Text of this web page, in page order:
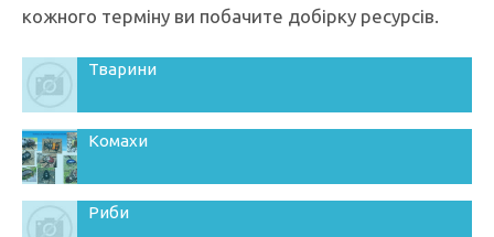
кожного терміну ви побачите добірку ресурсів.
Тварини
Комахи
Риби